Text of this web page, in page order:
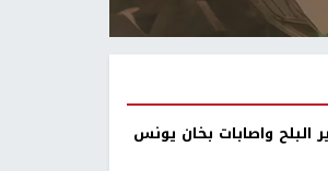
واصابات بخان يونس